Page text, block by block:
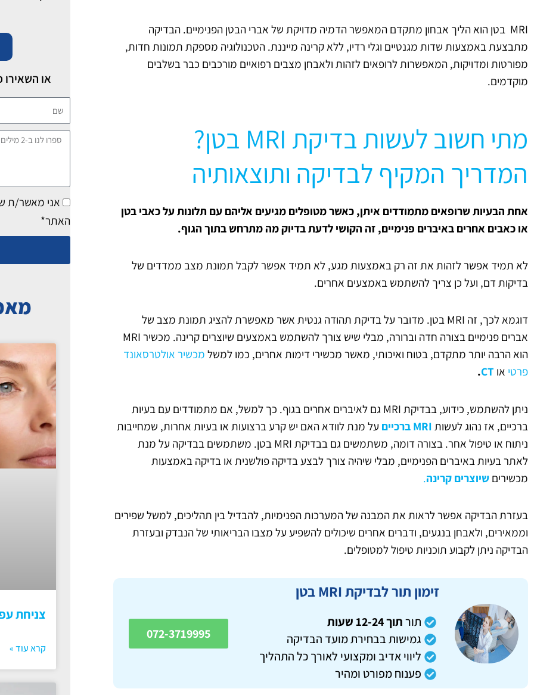
MRI בטן הוא הליך אבחון מתקדם המאפשר הדמיה מדויקת של אברי הבטן הפנימיים. הבדיקה
מתבצעת באמצעות שדות מגנטיים וגלי רדיו, ללא קרינה מייננת. הטכנולוגיה מספקת תמונות חדות,
מפורטות ומדויקות, המאפשרות לרופאים לזהות ולאבחן מצבים רפואיים מורכבים כבר בשלבים
מוקדמים.
מתי חשוב לעשות בדיקת MRI בטן?
המדריך המקיף לבדיקה ותוצאותיה
אחת הבעיות שרופאים מתמודדים איתן, כאשר מטופלים מגיעים אליהם עם תלונות על כאבי בטן
או כאבים אחרים באיברים פנימיים, זה הקושי לדעת בדיוק מה מתרחש בתוך הגוף.
לא תמיד אפשר לזהות את זה רק באמצעות מגע, לא תמיד אפשר לקבל תמונת מצב ממדדים של
בדיקות דם, ועל כן צריך להשתמש באמצעים אחרים.
דוגמא לכך, זה MRI בטן. מדובר על בדיקת תהודה גנטית אשר מאפשרת להציג תמונת מצב של
אברים פנימיים בצורה חדה וברורה, מבלי שיש צורך להשתמש באמצעים שיוצרים קרינה. מכשיר MRI
הוא הרבה יותר מתקדם, בטוח ואיכותי, מאשר מכשירי דימות אחרים, כמו למשל מכשיר אולטרסאונד
פרטי או CT
.
ניתן להשתמש, כידוע, בבדיקת MRI גם לאיברים אחרים בגוף. כך למשל, אם מתמודדים עם בעיות
ברכיים, אז נהוג לעשות MRI ברכיים
על מנת לוודא האם יש קרע ברצועות או בעיות אחרות, שמחייבות
ניתוח או טיפול אחר. בצורה דומה, משתמשים גם בבדיקת MRI בטן. משתמשים בבדיקה על מנת
לאתר בעיות באיברים הפנימיים, מבלי שיהיה צורך לבצע בדיקה פולשנית או בדיקה באמצעות
מכשירים שיוצרים קרינה.
בעזרת הבדיקה אפשר לראות את המבנה של המערכות הפנימיות, להבדיל בין תהליכים, למשל שפירים
וממאירים, ולאבחן בנגעים, ודברים אחרים שיכולים להשפיע על מצבו הבריאותי של הנבדק ובעזרת
הבדיקה ניתן לקבוע תוכניות טיפול למטופלים.
זימון תור לבדיקת MRI בטן
תורתוך 12-24 שעות
גמישות בבחירת מועד הבדיקה
ליווי אדיב ומקצועי לאורך כל התהליך
פענוח מפורט ומהיר
072-3719995
או השאירו
שם
ספרו
אני מאשר/ת
האתר*
צניחת
קרא עוד »